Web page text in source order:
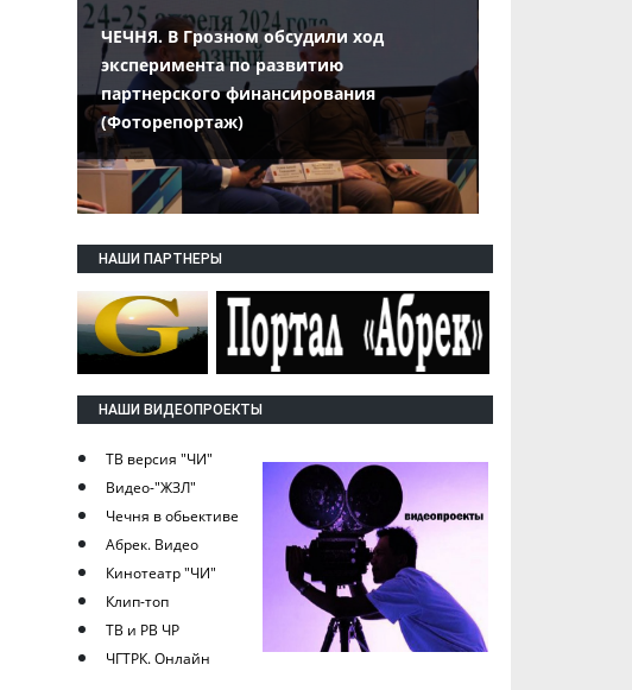
ЧЕЧНЯ. В Грозном обсудили ход
эксперимента по развитию
партнерского финансирования
(Фоторепортаж)
НАШИ ПАРТНЕРЫ
НАШИ ВИДЕОПРОЕКТЫ
ТВ версия "ЧИ"
Видео-"ЖЗЛ"
Чечня в обьективе
Абрек. Видео
Кинотеатр "ЧИ"
Клип-топ
ТВ и РВ ЧР
ЧГТРК. Онлайн